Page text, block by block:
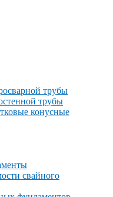
трубы
трубы
конусные
свайного